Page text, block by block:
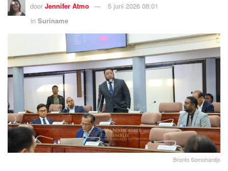
door Jennifer Atmo
5 juni 2026 08:01
in Suriname
Bronto Somohardjo